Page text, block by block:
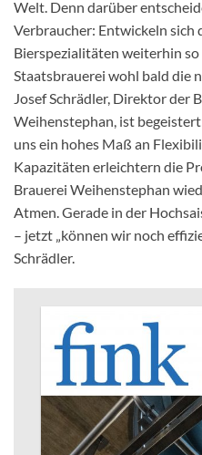
Welt. Denn darüber
Verbraucher: Entwickeln sich
Bierspezialitäten weiterhin
Staatsbrauerei wohl bald die
Josef Schrädler, Direktor der
Weihenstephan, ist
uns ein hohes Maß an
Kapazitäten erleichtern die
Brauerei Weihenstephan
Atmen. Gerade in der
– jetzt „können wir noch
Schrädler.